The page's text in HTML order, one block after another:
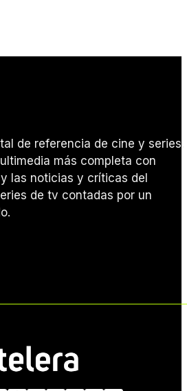
de referencia de cine y series.
más completa con
las noticias y críticas del
de tv contadas por un